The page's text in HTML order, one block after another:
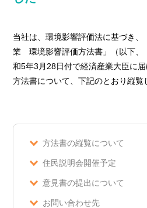
当社は、環境影響評価法に基づき
業 環境影響評価方法書」（以下、
和5年3月28日付で経済産業大臣に届
方法書について、下記のとおり縦覧
方法書の縦覧について
住民説明会開催予定
意見書の提出について
お問い合わせ先